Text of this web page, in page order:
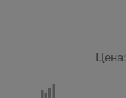
Цена: